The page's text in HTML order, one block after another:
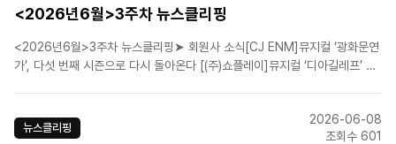
<2026년6월>3주차 뉴스클리핑
<2026년6월>3주차 뉴스클리핑➤ 회원사 소식[CJ ENM]뮤지컬 ‘광화문연
가’, 다섯 번째 시즌으로 다시 돌아온다 [(주)쇼플레이]뮤지컬 ‘디아길레프’ 삼
니', ..
뉴스클리핑
2026-06-08
조회수 601